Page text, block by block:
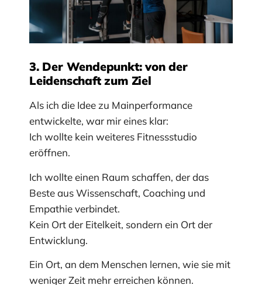
3. Der Wendepunkt: von der
Leidenschaft zum Ziel
Als ich die Idee zu Mainperformance
entwickelte, war mir eines klar:
Ich wollte kein weiteres Fitnessstudio
eröffnen.
Ich wollte einen Raum schaffen, der das
Beste aus Wissenschaft, Coaching und
Empathie verbindet.
Kein Ort der Eitelkeit, sondern ein Ort der
Entwicklung.
Ein Ort, an dem Menschen lernen, wie sie mit
weniger Zeit mehr erreichen können.